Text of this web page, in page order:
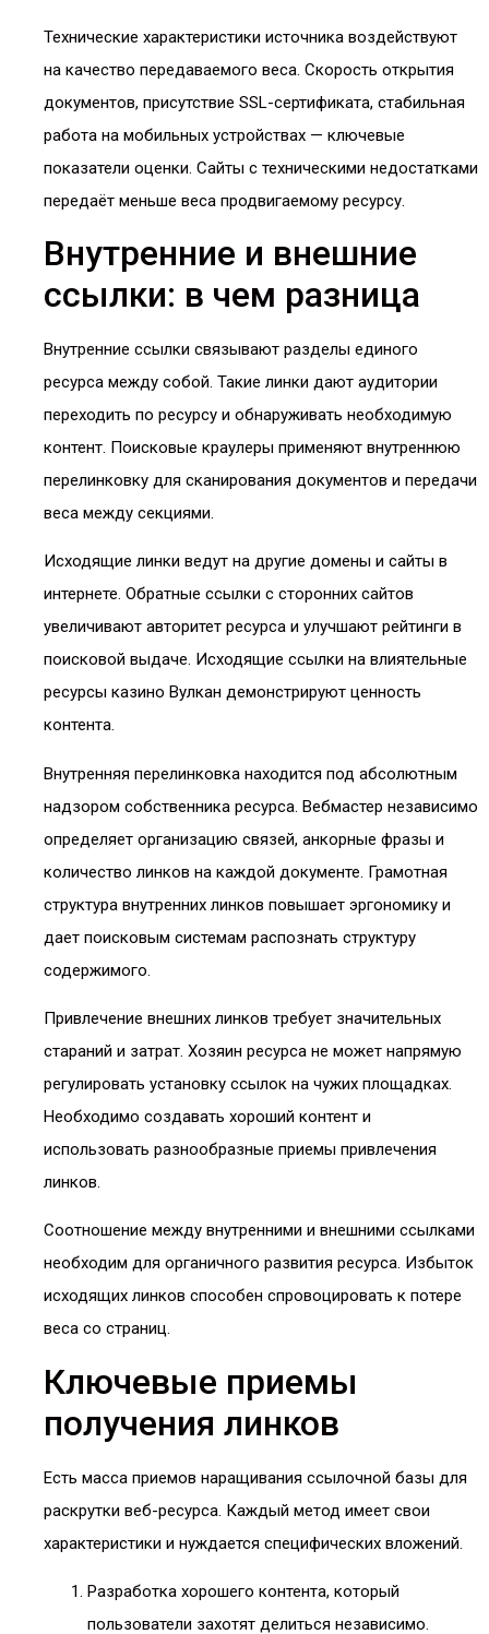
Технические характеристики источника воздействуют
на качество передаваемого веса. Скорость открытия
документов, присутствие SSL-сертификата, стабильная
работа на мобильных устройствах — ключевые
показатели оценки. Сайты с техническими недостатками
передаёт меньше веса продвигаемому ресурсу.
Внутренние и внешние
ссылки: в чем разница
Внутренние ссылки связывают разделы единого
ресурса между собой. Такие линки дают аудитории
переходить по ресурсу и обнаруживать необходимую
контент. Поисковые краулеры применяют внутреннюю
перелинковку для сканирования документов и передачи
веса между секциями.
Исходящие линки ведут на другие домены и сайты в
интернете. Обратные ссылки с сторонних сайтов
увеличивают авторитет ресурса и улучшают рейтинги в
поисковой выдаче. Исходящие ссылки на влиятельные
ресурсы казино Вулкан демонстрируют ценность
контента.
Внутренняя перелинковка находится под абсолютным
надзором собственника ресурса. Вебмастер независимо
определяет организацию связей, анкорные фразы и
количество линков на каждой документе. Грамотная
структура внутренних линков повышает эргономику и
дает поисковым системам распознать структуру
содержимого.
Привлечение внешних линков требует значительных
стараний и затрат. Хозяин ресурса не может напрямую
регулировать установку ссылок на чужих площадках.
Необходимо создавать хороший контент и
использовать разнообразные приемы привлечения
линков.
Соотношение между внутренними и внешними ссылками
необходим для органичного развития ресурса. Избыток
исходящих линков способен спровоцировать к потере
веса со страниц.
Ключевые приемы
получения линков
Есть масса приемов наращивания ссылочной базы для
раскрутки веб-ресурса. Каждый метод имеет свои
характеристики и нуждается специфических вложений.
Разработка хорошего контента, который
пользователи захотят делиться независимо.